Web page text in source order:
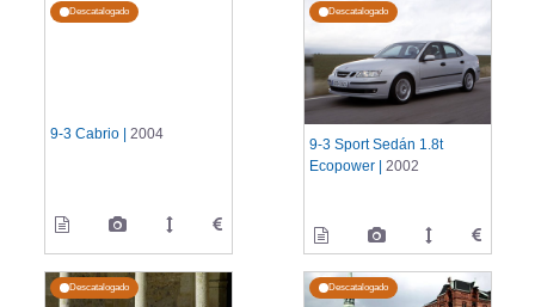
Descatalogado
9-3 Cabrio | 2004
Descatalogado
9-3 Sport Sedán 1.8t
Ecopower | 2002
Descatalogado Descatalogado